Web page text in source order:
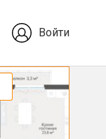
Войти